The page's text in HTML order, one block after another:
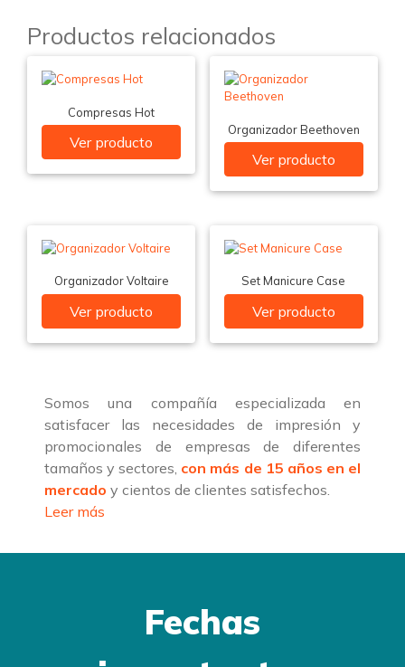
Productos relacionados
Compresas Hot
Ver producto
Organizador Beethoven
Ver producto
Organizador Voltaire
Ver producto
Set Manicure Case
Ver producto
Somos una compañía especializada en
satisfacer las necesidades de impresión y
promocionales de empresas de diferentes
tamaños y sectores, con más de 15 años en el
mercado y cientos de clientes satisfechos.
Leer más
Fechas